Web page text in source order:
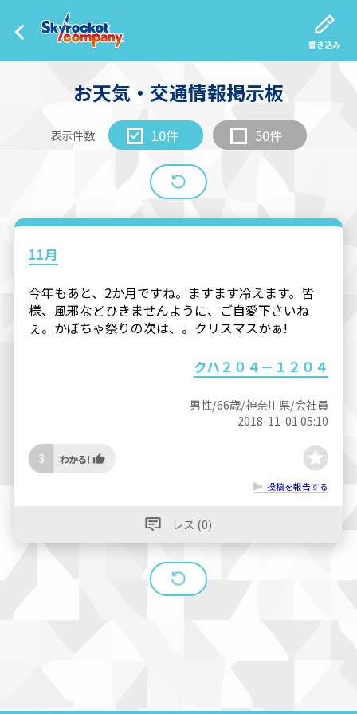
書き込み
お天気・交通情報掲示板
表示件数 10件 50件
11月
今年もあと、2か月ですね。ますます冷えます。皆
様、風邪などひきませんように、ご自愛下さいね
ぇ。かぼちゃ祭りの次は、。クリスマスかぁ!
クハ２０４－１２０４
男性/66歳/神奈川県/会社員
2018-11-01 05:10
3
投稿を報告する
レス (0)